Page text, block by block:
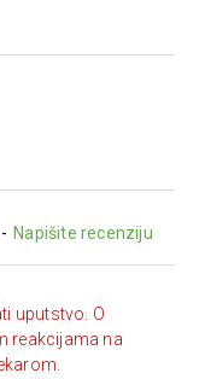
- Napišite recenziju
uputstvo. O
reakcijama na